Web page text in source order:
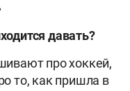
давать?
про хоккей,
то, как пришла в